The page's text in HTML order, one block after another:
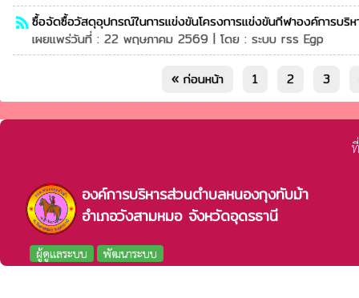
rss_feedซื้อจัดซื้อวัสดุอุปกรณ์ในการแข่งขันโครงการแข่งขันกีฬาองค์การบริห
เผยแพร่วันที่ : 22 พฤษภาคม 2569 | โดย : ระบบ rss Egp
« ก่อนหน้า 1 2 3
องค์การบริหารส่วนตำบลหนองกุงทับม้า
อำเภอวังสามหมอ จังหวัดอุดรธานี
ผู้ดูแลระบบ พัฒนาระบบ